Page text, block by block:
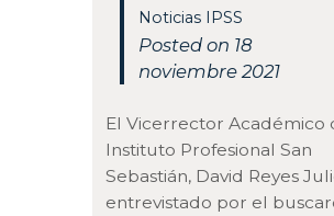
Noticias IPSS
Posted on 18
noviembre 2021
El Vicerrector Académico
Instituto Profesional San
Sebastián, David Reyes
entrevistado por el